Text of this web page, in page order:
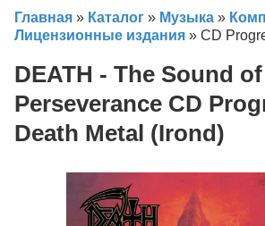
Главная » Каталог » Музыка »
Лицензионные издания » CD
DEATH - The Sound of
Perseverance CD
Death Metal (Irond)